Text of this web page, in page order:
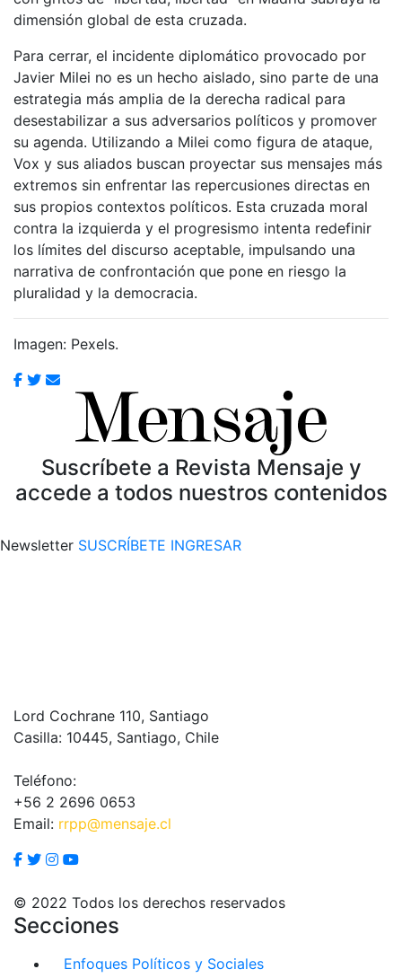
dimensión global de esta cruzada.
Para cerrar, el incidente diplomático provocado por
Javier Milei no es un hecho aislado, sino parte de una
estrategia más amplia de la derecha radical para
desestabilizar a sus adversarios políticos y promover
su agenda. Utilizando a Milei como figura de ataque,
Vox y sus aliados buscan proyectar sus mensajes más
extremos sin enfrentar las repercusiones directas en
sus propios contextos políticos. Esta cruzada moral
contra la izquierda y el progresismo intenta redefinir
los límites del discurso aceptable, impulsando una
narrativa de confrontación que pone en riesgo la
pluralidad y la democracia.
Imagen: Pexels.
Suscríbete a Revista Mensaje y
accede a todos nuestros contenidos
Newsletter SUSCRÍBETE INGRESAR
Lord Cochrane 110, Santiago
Casilla: 10445, Santiago, Chile
Teléfono:
+56 2 2696 0653
Email: rrpp@mensaje.cl
© 2022 Todos los derechos reservados
Secciones
Enfoques Políticos y Sociales